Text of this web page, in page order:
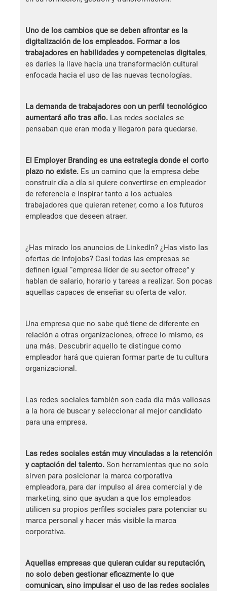
Uno de los cambios que se deben afrontar es la
digitalización de los empleados. Formar a los
trabajadores en habilidades y competencias digitales,
es darles la llave hacia una transformación cultural
enfocada hacia el uso de las nuevas tecnologías.
La demanda de trabajadores con un perfil tecnológico
aumentará año tras año. Las redes sociales se
pensaban que eran moda y llegaron para quedarse.
El Employer Branding es una estrategia donde el corto
plazo no existe. Es un camino que la empresa debe
construir día a día si quiere convertirse en empleador
de referencia e inspirar tanto a los actuales
trabajadores que quieran retener, como a los futuros
empleados que deseen atraer.
¿Has mirado los anuncios de LinkedIn? ¿Has visto las
ofertas de Infojobs? Casi todas las empresas se
definen igual “empresa líder de su sector ofrece” y
hablan de salario, horario y tareas a realizar. Son pocas
aquellas capaces de enseñar su oferta de valor.
Una empresa que no sabe qué tiene de diferente en
relación a otras organizaciones, ofrece lo mismo, es
una más. Descubrir aquello te distingue como
empleador hará que quieran formar parte de tu cultura
organizacional.
Las redes sociales también son cada día más valiosas
a la hora de buscar y seleccionar al mejor candidato
para una empresa.
Las redes sociales están muy vinculadas a la retención
y captación del talento. Son herramientas que no solo
sirven para posicionar la marca corporativa
empleadora, para dar impulso al área comercial y de
marketing, sino que ayudan a que los empleados
utilicen su propios perfiles sociales para potenciar su
marca personal y hacer más visible la marca
corporativa.
Aquellas empresas que quieran cuidar su reputación,
no solo deben gestionar eficazmente lo que
comunican, sino impulsar el uso de las redes sociales